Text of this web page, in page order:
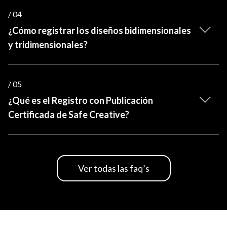
/ 04
¿Cómo registrar los diseños bidimensionales
y tridimensionales?
/ 05
¿Qué es el Registro con Publicación
Certificada de Safe Creative?
Ver todas las faq’s